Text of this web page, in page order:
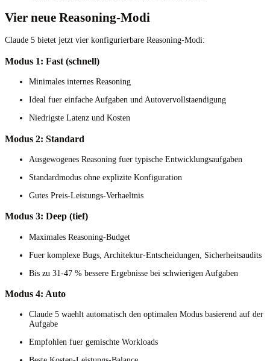
Vier neue Reasoning-Modi
Claude 5 bietet jetzt vier konfigurierbare Reasoning-Modi:
Modus 1: Fast (schnell)
Minimales internes Reasoning
Ideal fuer einfache Aufgaben und Autovervollstaendigung
Niedrigste Latenz und Kosten
Modus 2: Standard
Ausgewogenes Reasoning fuer typische Entwicklungsaufgaben
Standardmodus ohne explizite Konfiguration
Gutes Preis-Leistungs-Verhaeltnis
Modus 3: Deep (tief)
Maximales Reasoning-Budget
Fuer komplexe Bugs, Architektur-Entscheidungen, Sicherheitsaudits
Bis zu 31-47 % bessere Ergebnisse bei schwierigen Aufgaben
Modus 4: Auto
Claude 5 waehlt automatisch den optimalen Modus basierend auf der
Aufgabe
Empfohlen fuer gemischte Workloads